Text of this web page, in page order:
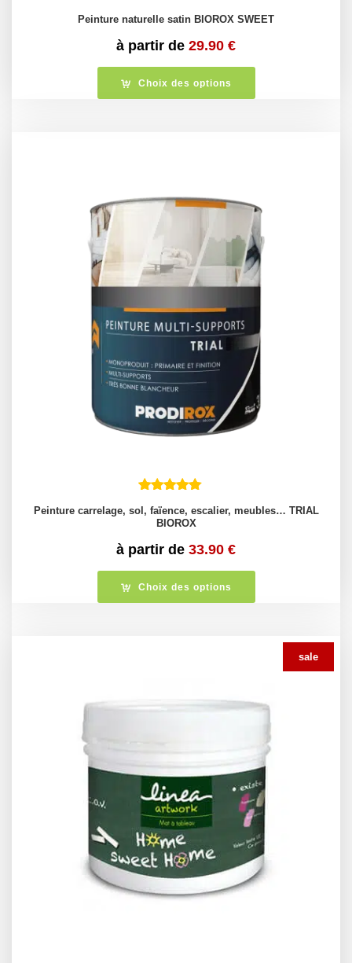
Peinture naturelle satin BIOROX SWEET
à partir de 29.90 €
Choix des options
Peinture carrelage, sol, faïence, escalier, meubles… TRIAL
BIOROX
à partir de 33.90 €
Choix des options
sale